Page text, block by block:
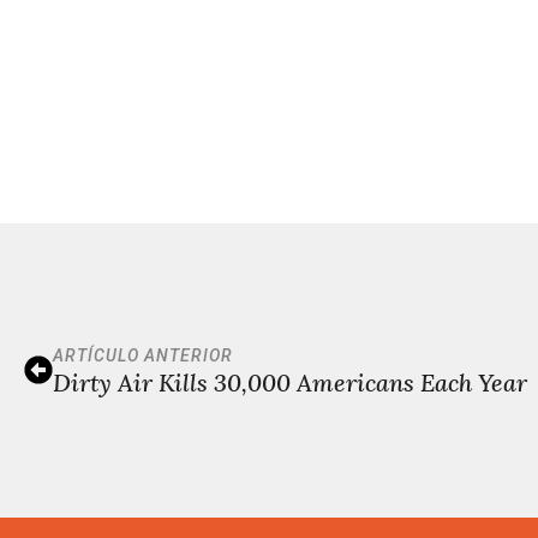
ARTÍCULO ANTERIOR
Dirty Air Kills 30,000 Americans Each Year